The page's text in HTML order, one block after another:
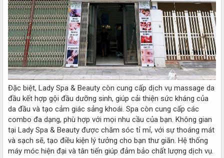
Đặc biệt, Lady Spa & Beauty còn cung cấp dịch vụ massage da
đầu kết hợp gội đầu dưỡng sinh, giúp cải thiện sức kháng của
da đầu và tạo cảm giác sảng khoái. Spa còn cung cấp các
combo đa dạng, phù hợp với mọi nhu cầu của bạn. Không gian
tại Lady Spa & Beauty được chăm sóc tỉ mỉ, với sự thoáng mát
và sạch sẽ, tạo điều kiện lý tưởng cho bạn thư giãn. Hệ thống
máy móc hiện đại và tân tiến giúp đảm bảo chất lượng dịch vụ.